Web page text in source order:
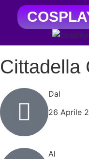
Cittadella
Dal
26 Aprile
Al